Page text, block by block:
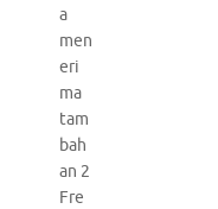
a
men
eri
ma
tam
bah
an 2
Fre